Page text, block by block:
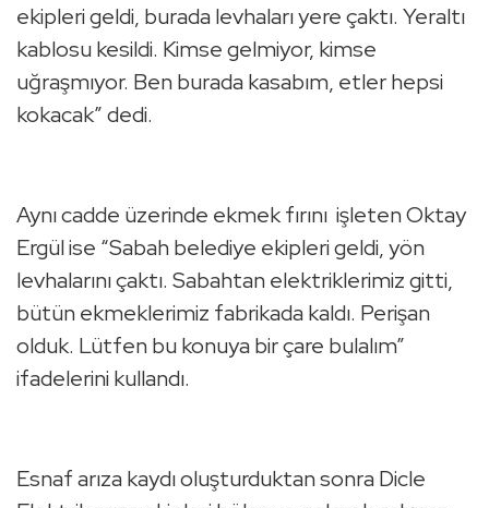
ekipleri geldi, burada levhaları yere çaktı. Yeraltı
kablosu kesildi. Kimse gelmiyor, kimse
uğraşmıyor. Ben burada kasabım, etler hepsi
kokacak” dedi.
Aynı cadde üzerinde ekmek fırını işleten Oktay
Ergül ise “Sabah belediye ekipleri geldi, yön
levhalarını çaktı. Sabahtan elektriklerimiz gitti,
bütün ekmeklerimiz fabrikada kaldı. Perişan
olduk. Lütfen bu konuya bir çare bulalım”
ifadelerini kullandı.
Esnaf arıza kaydı oluşturduktan sonra Dicle